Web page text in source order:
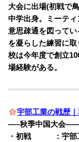
大会に出場(初戦で
中学出身。ミーテ
意思疎通を図って
を凝らした練習に取
校は今年度で創立
場経験がある。
宇部工業の戦歴
—–秋季中国大会
・初戦 ：宇部工